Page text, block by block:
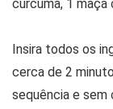
cúrcuma, 1
Insira todos os
cerca de 2
sequência e sem